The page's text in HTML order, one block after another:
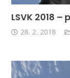
LSVK 2018 –
28. 2. 2018